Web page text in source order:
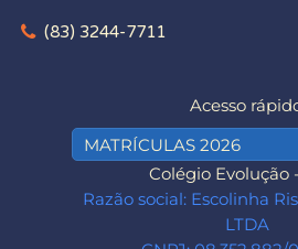
(83) 3244-7711
Colégio Evolução
Razão social: Escolinha
LTDA
Acesso
MATRÍCULAS 2026